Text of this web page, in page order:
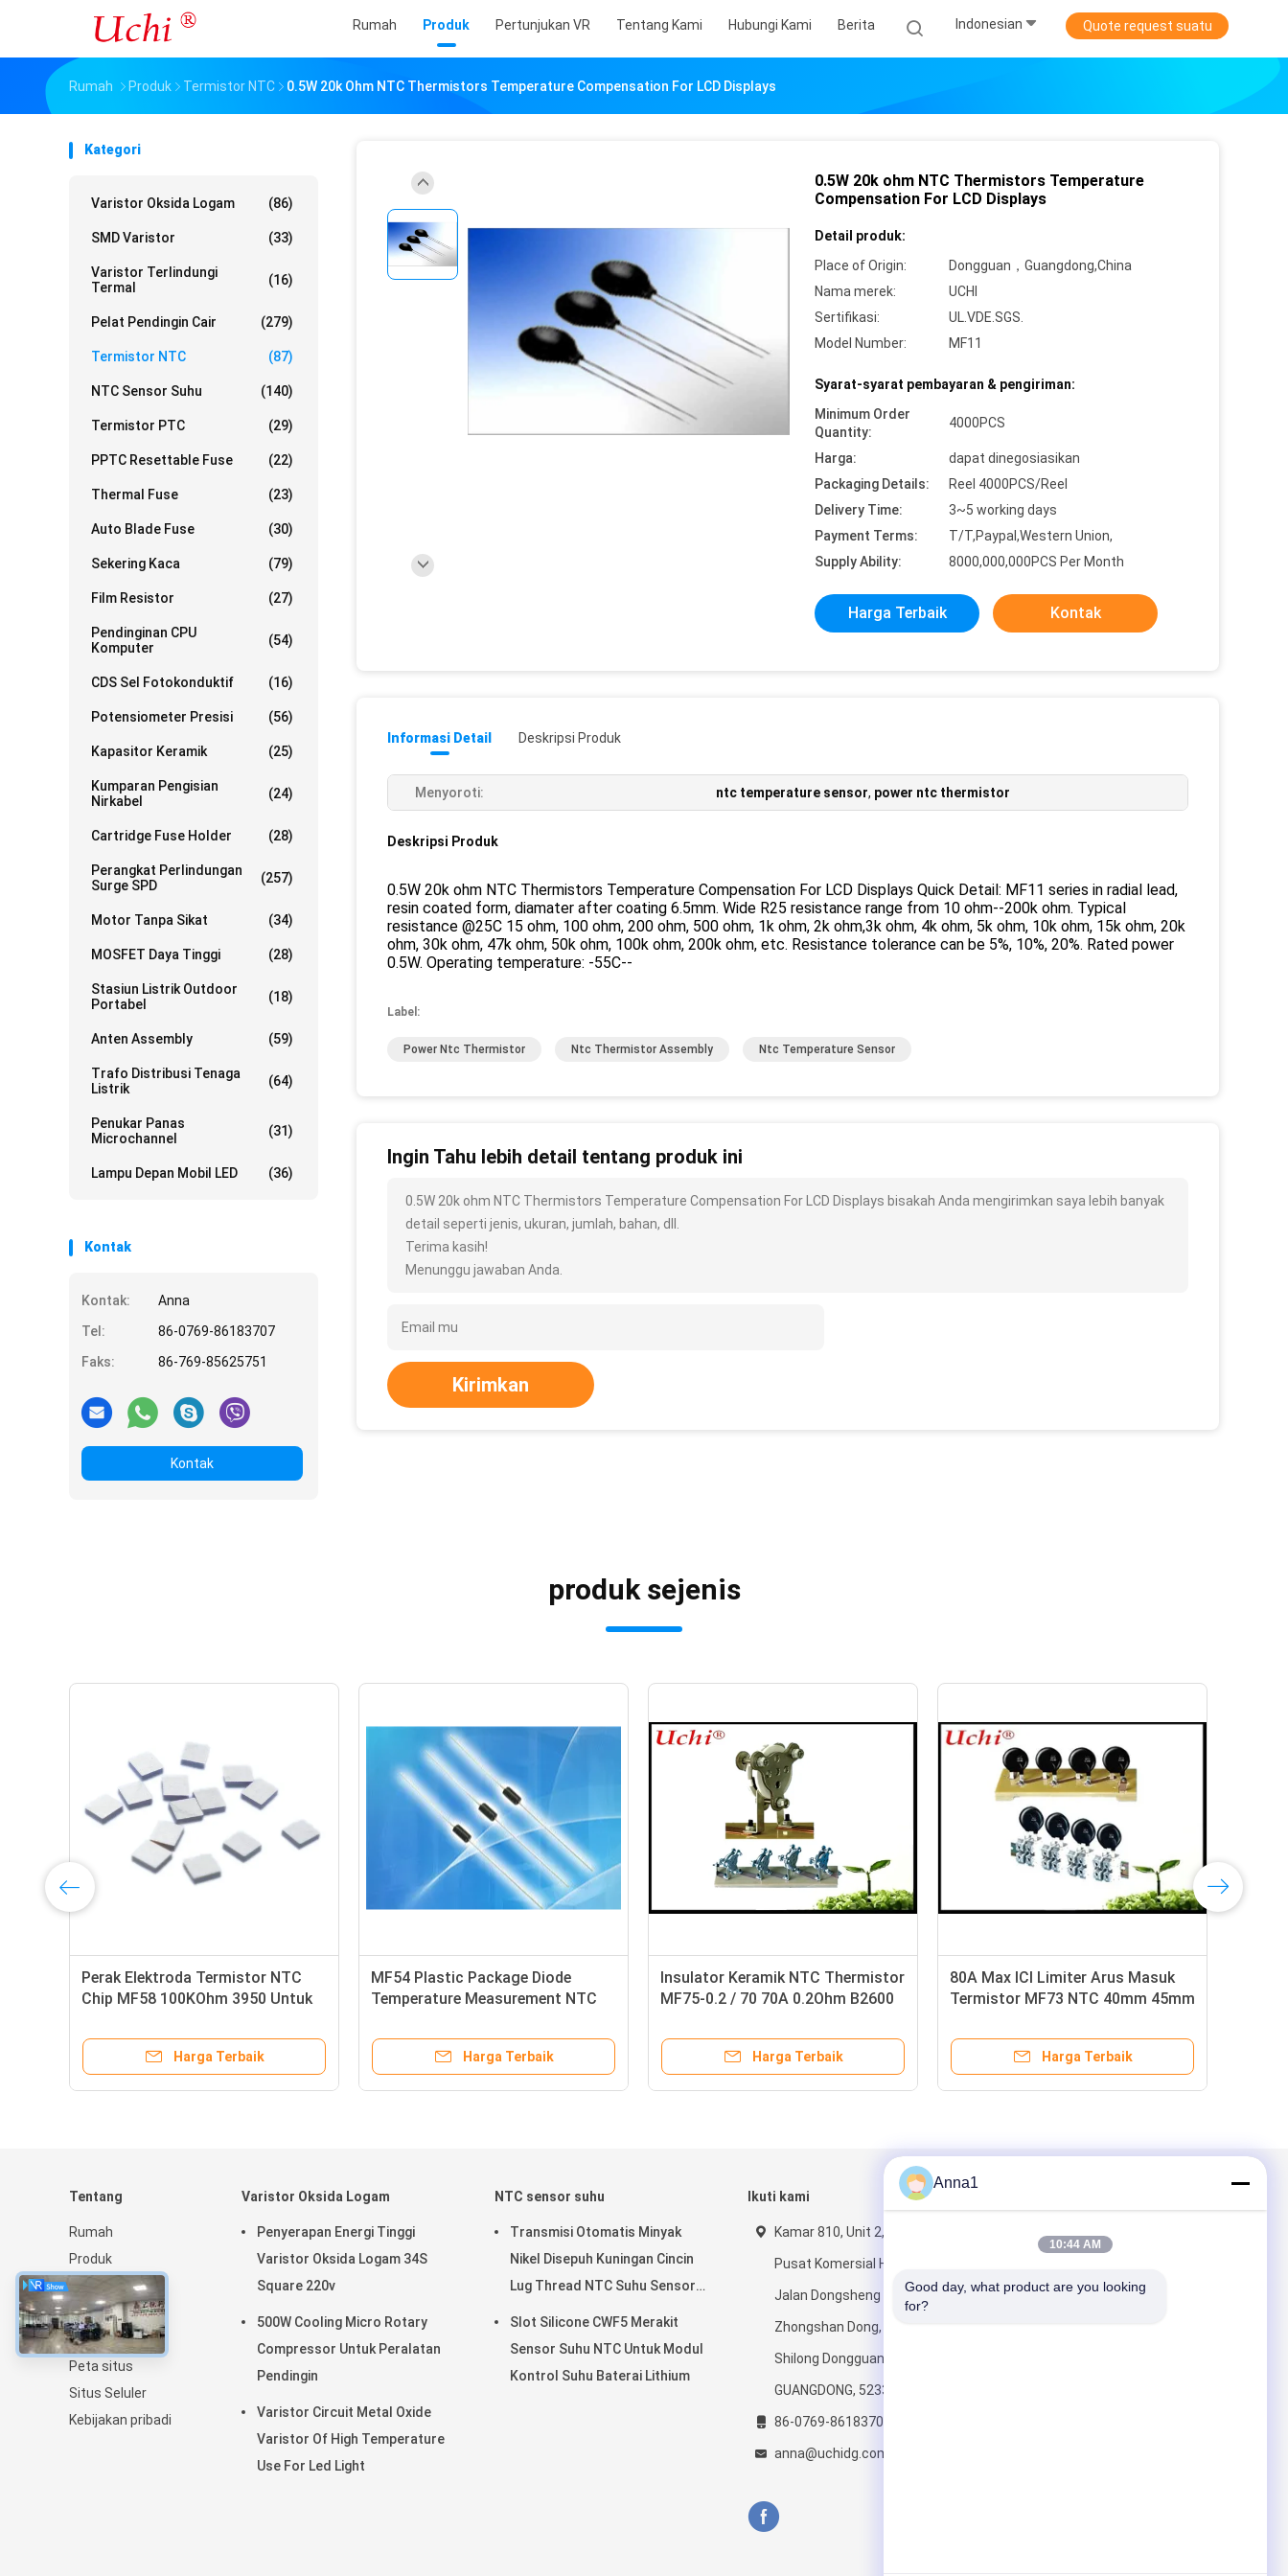
Rumah Produk Pertunjukan VR Tentang Kami Hubungi Kami Berita Indonesian Quote request suatu
Rumah Produk Termistor NTC 0.5W 20k Ohm NTC Thermistors Temperature Compensation For LCD Displays
Kategori
Varistor Oksida Logam (86)
SMD Varistor (33)
Varistor Terlindungi
Termal
(16)
Pelat Pendingin Cair (279)
Termistor NTC (87)
NTC Sensor Suhu (140)
Termistor PTC (29)
PPTC Resettable Fuse (22)
Thermal Fuse (23)
Auto Blade Fuse (30)
Sekering Kaca (79)
Film Resistor (27)
Pendinginan CPU
Komputer
(54)
CDS Sel Fotokonduktif (16)
Potensiometer Presisi (56)
Kapasitor Keramik (25)
Kumparan Pengisian
Nirkabel
(24)
Cartridge Fuse Holder (28)
Perangkat Perlindungan
Surge SPD
(257)
Motor Tanpa Sikat (34)
MOSFET Daya Tinggi (28)
Stasiun Listrik Outdoor
Portabel
(18)
Anten Assembly (59)
Trafo Distribusi Tenaga
Listrik
(64)
Penukar Panas
Microchannel
(31)
Lampu Depan Mobil LED (36)
Kontak
Kontak:
Anna
Tel:
86-0769-86183707
Faks:
86-769-85625751
Kontak
0.5W 20k ohm NTC Thermistors Temperature
Compensation For LCD Displays
Detail produk:
Place of Origin:
Dongguan，Guangdong,China
Nama merek:
UCHI
Sertifikasi:
UL.VDE.SGS.
Model Number:
MF11
Syarat-syarat pembayaran & pengiriman:
Minimum Order
Quantity:
4000PCS
Harga:
dapat dinegosiasikan
Packaging Details:
Reel 4000PCS/Reel
Delivery Time:
3~5 working days
Payment Terms:
T/T,Paypal,Western Union,
Supply Ability:
8000,000,000PCS Per Month
Harga Terbaik Kontak
Informasi Detail Deskripsi Produk
Menyoroti: ntc temperature sensor, power ntc thermistor
Deskripsi Produk
0.5W 20k ohm NTC Thermistors Temperature Compensation For LCD Displays Quick Detail: MF11 series in radial lead,
resin coated form, diamater after coating 6.5mm. Wide R25 resistance range from 10 ohm--200k ohm. Typical
resistance @25C 15 ohm, 100 ohm, 200 ohm, 500 ohm, 1k ohm, 2k ohm,3k ohm, 4k ohm, 5k ohm, 10k ohm, 15k ohm, 20k
ohm, 30k ohm, 47k ohm, 50k ohm, 100k ohm, 200k ohm, etc. Resistance tolerance can be 5%, 10%, 20%. Rated power
0.5W. Operating temperature: -55C--
Label:
Power Ntc Thermistor Ntc Thermistor Assembly Ntc Temperature Sensor
Ingin Tahu lebih detail tentang produk ini
0.5W 20k ohm NTC Thermistors Temperature Compensation For LCD Displays bisakah Anda mengirimkan saya lebih banyak
detail seperti jenis, ukuran, jumlah, bahan, dll.
Terima kasih!
Menunggu jawaban Anda.
Kirimkan
produk sejenis
Perak Elektroda Termistor NTC
Chip MF58 100KOhm 3950 Untuk
Harga Terbaik
MF54 Plastic Package Diode
Temperature Measurement NTC
Harga Terbaik
Insulator Keramik NTC Thermistor
MF75-0.2 / 70 70A 0.2Ohm B2600
Harga Terbaik
80A Max ICI Limiter Arus Masuk
Termistor MF73 NTC 40mm 45mm
Harga Terbaik
Tentang
Rumah
Produk
Pertunjukan VR
Tentang kami
Berita
Peta situs
Situs Seluler
Kebijakan pribadi
Varistor Oksida Logam
Penyerapan Energi Tinggi
Varistor Oksida Logam 34S
Square 220v
500W Cooling Micro Rotary
Compressor Untuk Peralatan
Pendingin
Varistor Circuit Metal Oxide
Varistor Of High Temperature
Use For Led Light
NTC sensor suhu
Transmisi Otomatis Minyak
Nikel Disepuh Kuningan Cincin
Lug Thread NTC Suhu Sensor
Slot Silicone CWF5 Merakit
Sensor Suhu NTC Untuk Modul
Kontrol Suhu Baterai Lithium
Ikuti kami
Kamar 810, Unit 2, Gedung 5,
Pusat Komersial Huixing,
Jalan Dongsheng No.1,
Zhongshan Dong, Kota
Shilong Dongguan,
GUANGDONG, 523326 CN
86-0769-86183707
anna@uchidg.com
Anna1
10:44 AM
Good day, what product are you looking
for?